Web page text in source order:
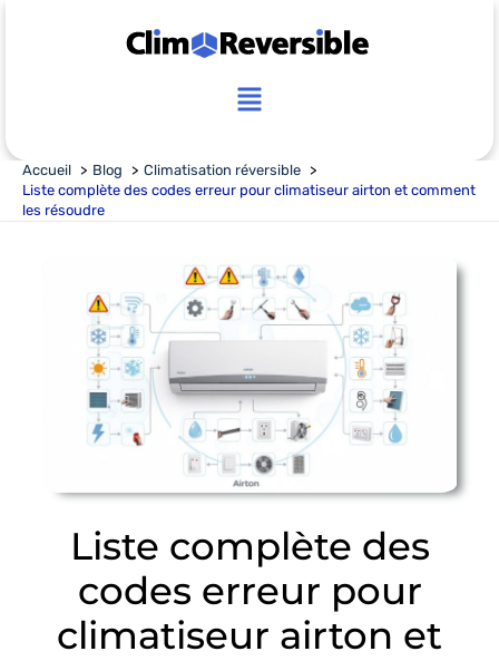
Main
Accueil Blog
Climatisation réversible
Liste complète des codes erreur pour climatiseur airton et comment
les résoudre
Liste complète des
codes erreur pour
climatiseur airton et